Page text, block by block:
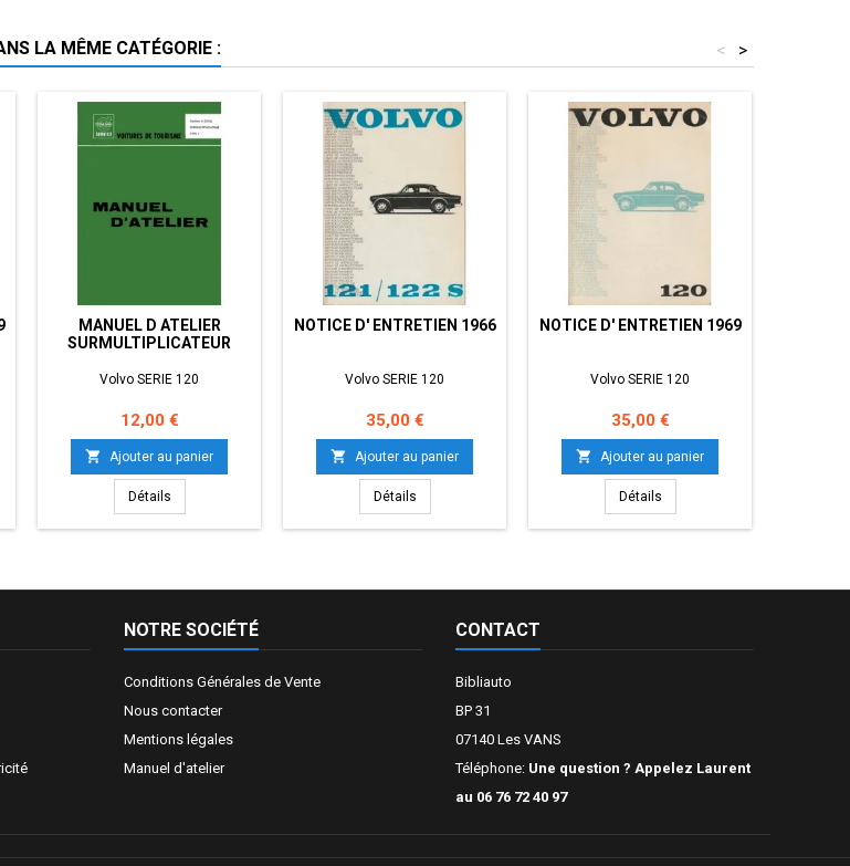
LA MÊME CATÉGORIE : >
<
MANUEL D ATELIER
SURMULTIPLICATEUR
Volvo SERIE 120
Prix
12,00 €
 Ajouter au panier
Détails
NOTICE D' ENTRETIEN 1966
Volvo SERIE 120
Prix
35,00 €
 Ajouter au panier
Détails
NOTICE D' ENTRETIEN 1969
Volvo SERIE 120
Prix
35,00 €
 Ajouter au panier
Détails
NOTRE SOCIÉTÉ
Conditions Générales de Vente
Nous contacter
Mentions légales
Manuel d'atelier
CONTACT
Bibliauto
BP 31
07140 Les VANS
Téléphone: Une question ? Appelez Laurent
au 06 76 72 40 97